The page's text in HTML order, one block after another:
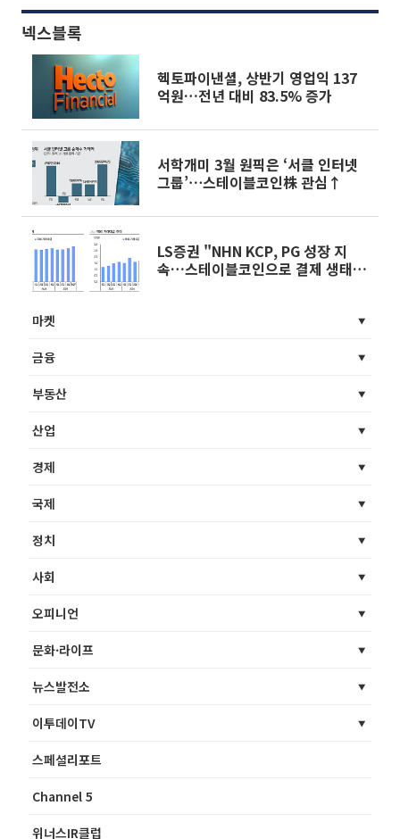
넥스블록
헥토파이낸셜, 상반기 영업익 137
억원…전년 대비 83.5% 증가
서학개미 3월 원픽은 ‘서클 인터넷
그룹’⋯스테이블코인株 관심↑
LS증권 "NHN KCP, PG 성장 지
속…스테이블코인으로 결제 생태계
마켓
금융
부동산
산업
경제
국제
정치
사회
오피니언
문화·라이프
뉴스발전소
이투데이TV
스페셜리포트
Channel 5
위너스IR클럽